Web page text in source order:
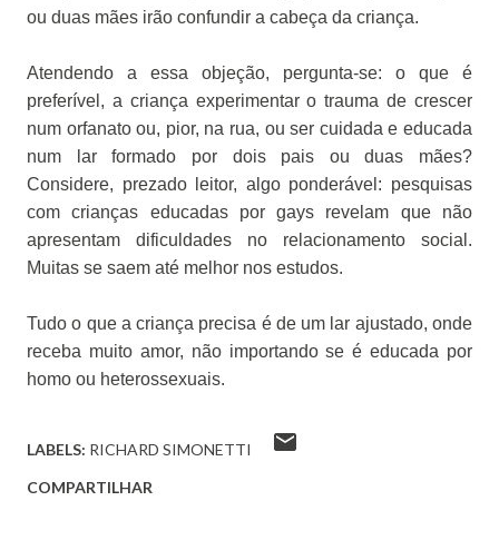
ou duas mães irão confundir a cabeça da criança.
Atendendo a essa objeção, pergunta-se: o que é
preferível, a criança experimentar o trauma de crescer
num orfanato ou, pior, na rua, ou ser cuidada e educada
num lar formado por dois pais ou duas mães?
Considere, prezado leitor, algo ponderável: pesquisas
com crianças educadas por gays revelam que não
apresentam dificuldades no relacionamento social.
Muitas se saem até melhor nos estudos.
Tudo o que a criança precisa é de um lar ajustado, onde
receba muito amor, não importando se é educada por
homo ou heterossexuais.
LABELS: RICHARD SIMONETTI
COMPARTILHAR